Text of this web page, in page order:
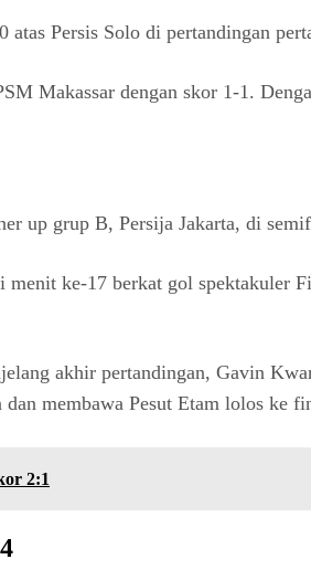
Persis Solo di pertandingan
Makassar dengan skor 1-1.
up grup B, Persija Jakarta, di
ke-17 berkat gol spektakuler
akhir pertandingan, Gavin
membawa Pesut Etam lolos ke
2:1